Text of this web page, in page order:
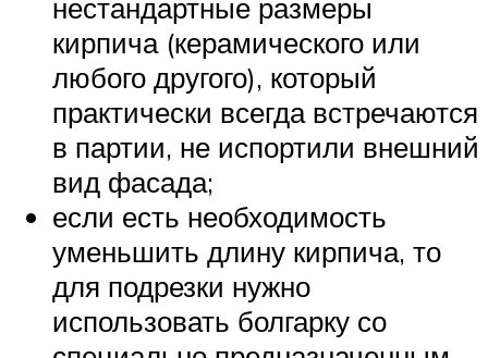
нестандартные размеры
кирпича (керамического или
любого другого), который
практически всегда встречаются
в партии, не испортили внешний
вид фасада;
если есть необходимость
уменьшить длину кирпича, то
для подрезки нужно
использовать болгарку со